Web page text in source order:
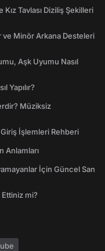
Kız Tavlası Diziliş Şekilleri
ve Minör Arkana Desteleri
Aşk Uyumu Nasıl
Yapılır?
Müziksiz
Giriş İşlemleri Rehberi
Anlamları
İçin Güncel San
mi?